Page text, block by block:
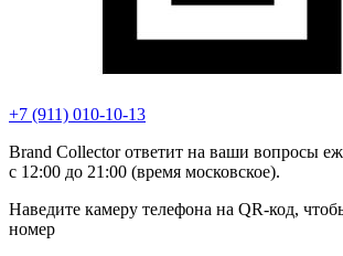
+7 (911) 010-10-13
Brand Collector ответит на ваши вопросы
с 12:00 до 21:00 (время московское).
Наведите камеру телефона на QR-код,
номер